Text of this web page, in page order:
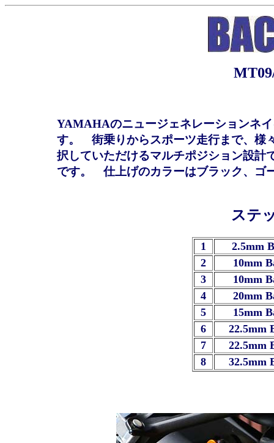
YAMAHAのニュージェネレーションネ
す。 街乗りからスポーツ走行まで、様
択していただけるマルチポジション設
です。 仕上げのカラーはブラック、ゴ
ステ
1
2.5mm
2
10mm
3
10mm
4
20mm
5
15mm
6
22.5mm
7
22.5mm
8
32.5mm